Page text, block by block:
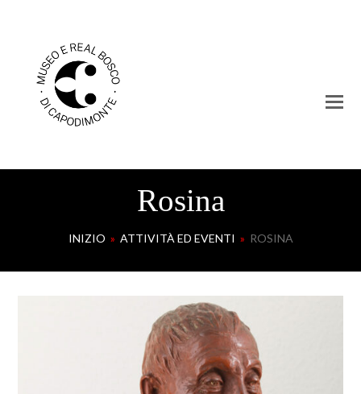
Rosina
INIZIO » ATTIVITÀ ED EVENTI » ROSINA